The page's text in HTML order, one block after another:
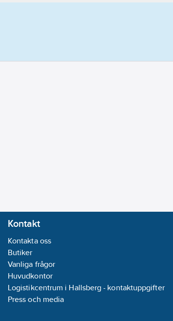
Kontakt
Kontakta oss
Butiker
Vanliga frågor
Huvudkontor
Logistikcentrum i Hallsberg - kontaktuppgifter
Press och media